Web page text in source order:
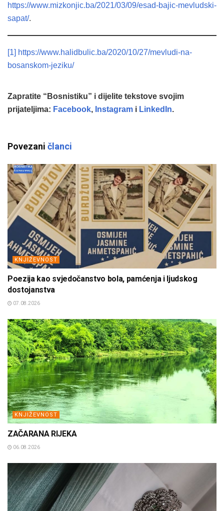
https://www.mizkonjic.ba/2021/03/09/esad-bajic-mevludski-
sapat/.
[1] https://www.halidbulic.ba/2020/10/27/mevludi-na-
bosanskom-jeziku/
Zapratite “Bosnistiku” i dijelite tekstove svojim
prijateljima: Facebook, Instagram i LinkedIn.
Povezani članci
KNJIŽEVNOST
Poezija kao svjedočanstvo bola, pamćenja i ljudskog
dostojanstva
07.08.2026
KNJIŽEVNOST
ZAČARANA RIJEKA
06.08.2026